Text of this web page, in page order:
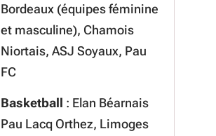
Bordeaux (équipes féminine
et masculine), Chamois
Niortais, ASJ Soyaux, Pau
FC
Basketball : Elan Béarnais
Pau Lacq Orthez, Limoges